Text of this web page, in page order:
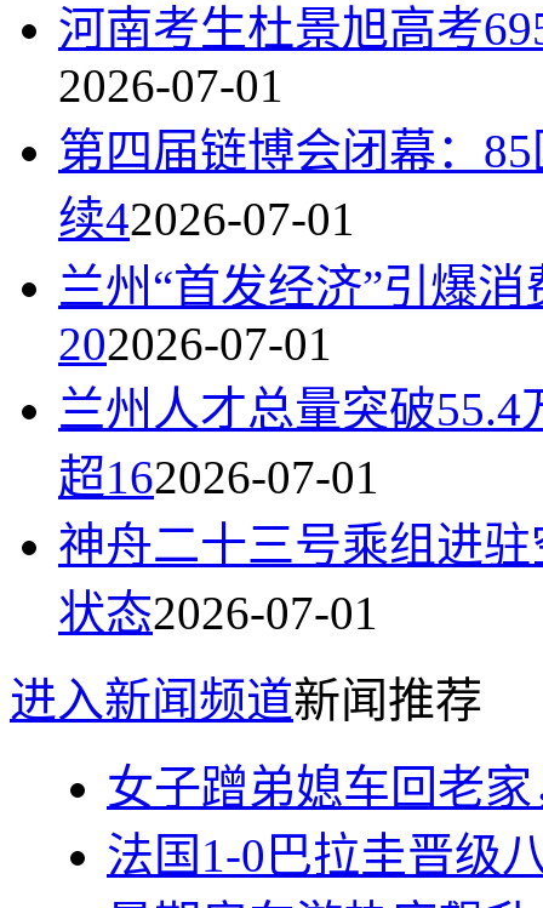
河南考生杜景旭高考
2026-07-01
第四届链博会闭幕：
续42026-07-01
兰州“首发经济”引爆
202026-07-01
兰州人才总量突破
超162026-07-01
神舟二十三号乘组进
状态2026-07-01
进入新闻频道新闻推荐
女子蹭弟媳车回老
法国1-0巴拉圭晋级